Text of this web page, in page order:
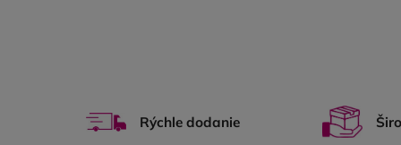
Rýchle dodanie